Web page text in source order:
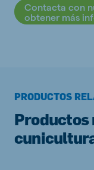
Contacta con
obtener más
PRODUCTOS
Productos